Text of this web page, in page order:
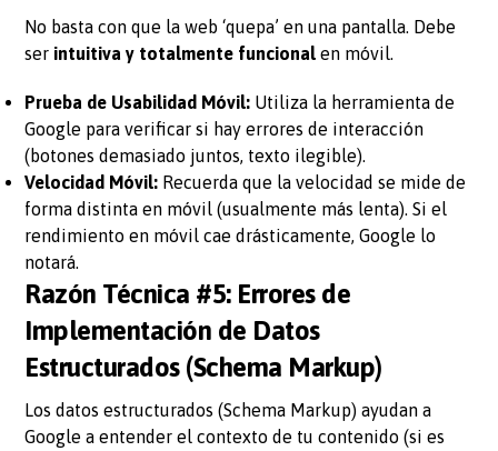
No basta con que la web ‘quepa’ en una pantalla. Debe
ser intuitiva y totalmente funcional en móvil.
Prueba de Usabilidad Móvil: Utiliza la herramienta de
Google para verificar si hay errores de interacción
(botones demasiado juntos, texto ilegible).
Velocidad Móvil: Recuerda que la velocidad se mide de
forma distinta en móvil (usualmente más lenta). Si el
rendimiento en móvil cae drásticamente, Google lo
notará.
Razón Técnica #5: Errores de
Implementación de Datos
Estructurados (Schema Markup)
Los datos estructurados (Schema Markup) ayudan a
Google a entender el contexto de tu contenido (si es